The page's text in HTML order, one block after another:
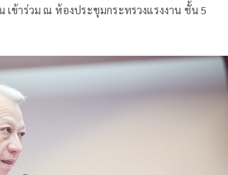
เข้าร่วม ณ ห้องประชุมกระทรวงแรงงาน ชั้น 5